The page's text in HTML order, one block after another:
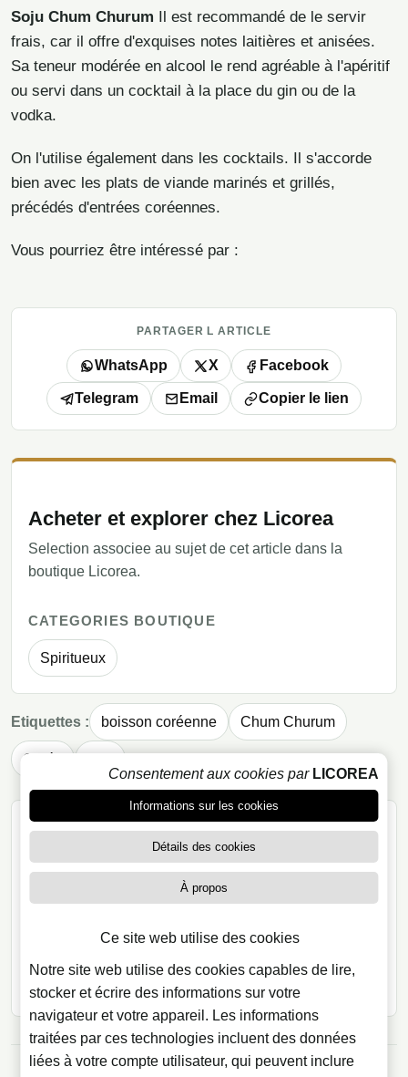
Soju Chum Churum Il est recommandé de le servir
frais, car il offre d'exquises notes laitières et anisées.
Sa teneur modérée en alcool le rend agréable à l'apéritif
ou servi dans un cocktail à la place du gin ou de la
vodka.
On l'utilise également dans les cocktails. Il s'accorde
bien avec les plats de viande marinés et grillés,
précédés d'entrées coréennes.
Vous pourriez être intéressé par :
PARTAGER L ARTICLE
WhatsApp X Facebook
Telegram Email Copier le lien
Acheter et explorer chez Licorea
Selection associee au sujet de cet article dans la
boutique Licorea.
CATEGORIES BOUTIQUE
Spiritueux
Etiquettes : boisson coréenne Chum Churum
Corée
A PROPOS DE L AUTEUR
Dunia Torres González
l’univers des spiritueux, qu’il s’agisse des
innovations proposées par de grandes et
Voir le profil editorial
Consentement aux cookies par LICOREA
Informations sur les cookies
Détails des cookies
À propos
Ce site web utilise des cookies
Notre site web utilise des cookies capables de lire,
stocker et écrire des informations sur votre
navigateur et votre appareil. Les informations
traitées par ces technologies incluent des données
liées à votre compte utilisateur, qui peuvent inclure